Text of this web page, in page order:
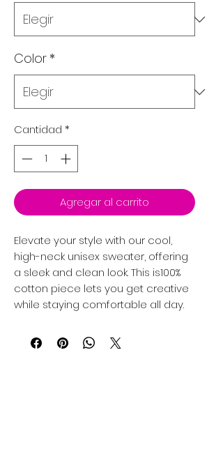
Color *
Cantidad *
Agregar al carrito
Elevate your style with our cool,
high-neck unisex sweater, offering
a sleek and clean look. This is100%
cotton piece lets you get creative
while staying comfortable all day.